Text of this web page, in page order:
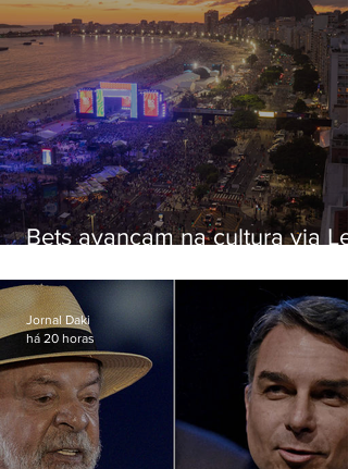
Bets avançam na cultura via Lei
artistas
Jornal Daki
há 20 horas